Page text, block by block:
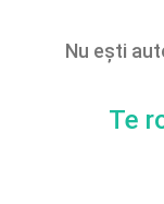
Nu ești
Te